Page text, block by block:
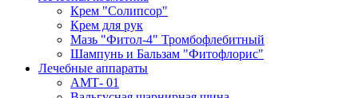
Крем "Солипсор"
Крем для рук
Мазь "Фитол-4" Тромбофлебитный
Шампунь и Бальзам "Фитофлорис"
Лечебные аппараты
АМТ- 01